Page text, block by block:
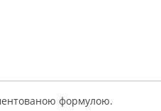
формулою.